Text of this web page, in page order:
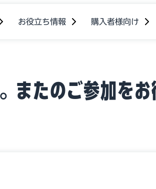
お役立ち情報 購入者様向け
またのご参加をお